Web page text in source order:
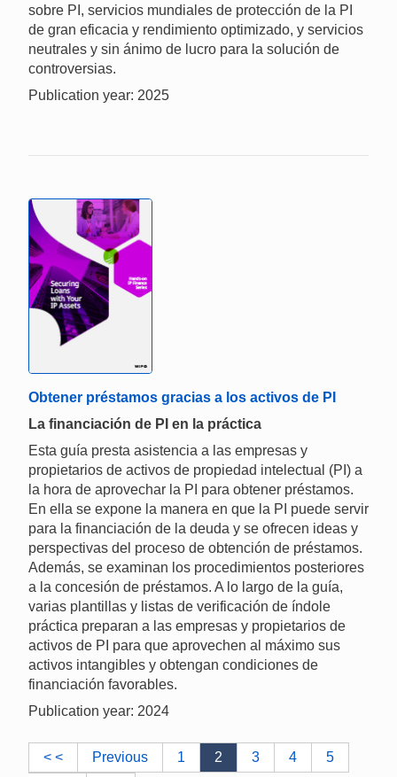
sobre PI, servicios mundiales de protección de la PI
de gran eficacia y rendimiento optimizado, y servicios
neutrales y sin ánimo de lucro para la solución de
controversias.
Publication year: 2025
Obtener préstamos gracias a los activos de PI
La financiación de PI en la práctica
Esta guía presta asistencia a las empresas y
propietarios de activos de propiedad intelectual (PI) a
la hora de aprovechar la PI para obtener préstamos.
En ella se expone la manera en que la PI puede servir
para la financiación de la deuda y se ofrecen ideas y
perspectivas del proceso de obtención de préstamos.
Además, se examinan los procedimientos posteriores
a la concesión de préstamos. A lo largo de la guía,
varias plantillas y listas de verificación de índole
práctica preparan a las empresas y propietarios de
activos de PI para que aprovechen al máximo sus
activos intangibles y obtengan condiciones de
financiación favorables.
Publication year: 2024
< < Previous 1 2 3 4 5